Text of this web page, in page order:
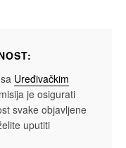
Uređivačkim
je osigurati
svake objavljene
uputiti